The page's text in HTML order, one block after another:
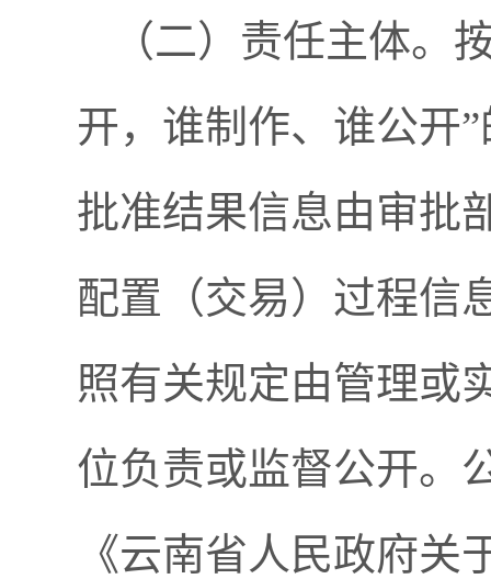
（二）责任主体。
开，谁制作、谁公开
批准结果信息由审批
配置（交易）过程信
照有关规定由管理或
位负责或监督公开。
《云南省人民政府